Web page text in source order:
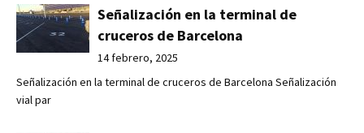
Señalización en la terminal de
cruceros de Barcelona
14 febrero, 2025
Señalización en la terminal de cruceros de Barcelona Señalización
vial par